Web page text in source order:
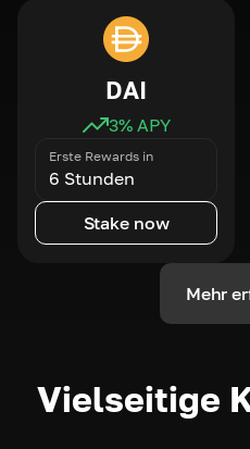
DAI
3% APY
Erste Rewards in
6 Stunden
Stake now
Mehr
Vielseitige